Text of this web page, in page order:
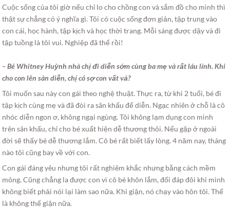
Cuộc sống của tôi giờ nếu chỉ lo cho chồng con và sắm đồ cho mình thì
thật sự chẳng có ý nghĩa gì. Tôi có cuộc sống đơn giản, tập trung vào
con cái, học hành, tập kịch và học thời trang. Mỗi sáng được dậy và đi
tập tuồng là tôi vui. Nghiệp đã thế rồi!
– Bé Whitney Huỳnh nhà chị đi diễn sớm cùng ba mẹ và rất láu lỉnh. Khi
cho con lên sàn diễn, chị có sợ con vất vả?
Tôi muốn sau này con gái theo nghệ thuật. Thực ra, từ khi 2 tuổi, bé đi
tập kịch cùng mẹ và đã đòi ra sân khấu để diễn. Ngạc nhiên ở chỗ là cô
nhóc diễn ngon ơ, không ngại ngùng. Tôi không lạm dụng con mình
trên sân khấu, chỉ cho bé xuất hiện dễ thương thôi. Nếu gặp ở ngoài
đời sẽ thấy bé dễ thương lắm. Cô bé rất biết lấy lòng. 4 năm nay, tháng
nào tôi cũng bay về với con.
Con gái đáng yêu nhưng tôi rất nghiêm khắc nhưng bằng cách mềm
mỏng. Cũng chẳng la được con vì cô bé khôn lắm, đối đáp đôi khi mình
không biết phải nói lại làm sao nữa. Khi giận, nó chạy vào hôn tôi. Thế
là không thể giận nữa.